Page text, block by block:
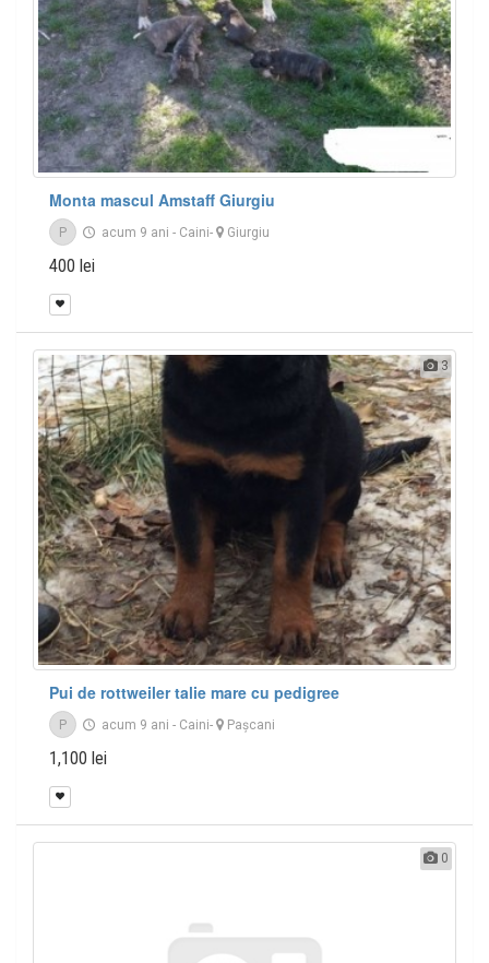
Monta mascul Amstaff Giurgiu
P acum 9 ani - Caini- Giurgiu
400 lei
3
Pui de rottweiler talie mare cu pedigree
P acum 9 ani - Caini- Paşcani
1,100 lei
0